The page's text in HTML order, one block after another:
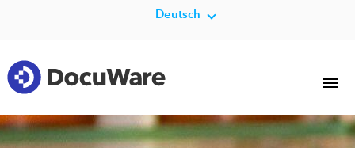
Deutsch